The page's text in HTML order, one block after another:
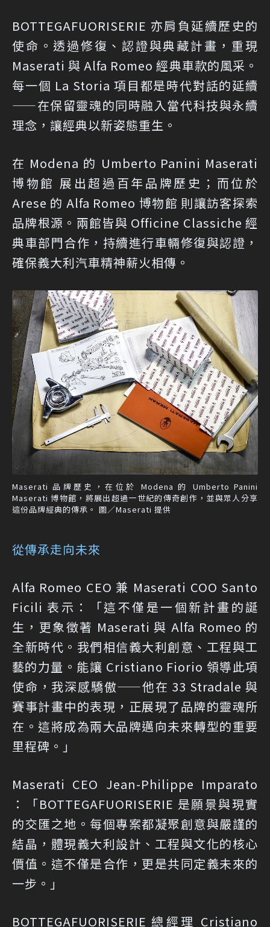
BOTTEGAFUORISERIE 亦肩負延續歷史的
使命。透過修復、認證與典藏計畫，重現
Maserati 與 Alfa Romeo 經典車款的風采。
每一個 La Storia 項目都是時代對話的延續
——在保留靈魂的同時融入當代科技與永續
理念，讓經典以新姿態重生。
在 Modena 的 Umberto Panini Maserati
博物館 展出超過百年品牌歷史；而位於
Arese 的 Alfa Romeo 博物館 則讓訪客探索
品牌根源。兩館皆與 Officine Classiche 經
典車部門合作，持續進行車輛修復與認證，
確保義大利汽車精神薪火相傳。
Maserati 品牌歷史，在位於 Modena 的 Umberto Panini
Maserati 博物館，將展出超過一世紀的傳奇創作，並與眾人分享
這份品牌經典的傳承。 圖／Maserati 提供
從傳承走向未來
Alfa Romeo CEO 兼 Maserati COO Santo
Ficili 表示：「這不僅是一個新計畫的誕
生，更象徵著 Maserati 與 Alfa Romeo 的
全新時代。我們相信義大利創意、工程與工
藝的力量。能讓 Cristiano Fiorio 領導此項
使命，我深感驕傲——他在 33 Stradale 與
賽事計畫中的表現，正展現了品牌的靈魂所
在。這將成為兩大品牌邁向未來轉型的重要
里程碑。」
Maserati CEO Jean-Philippe Imparato
：「BOTTEGAFUORISERIE 是願景與現實
的交匯之地。每個專案都凝聚創意與嚴謹的
結晶，體現義大利設計、工程與文化的核心
價值。這不僅是合作，更是共同定義未來的
一步。」
BOTTEGAFUORISERIE 總經理 Cristiano